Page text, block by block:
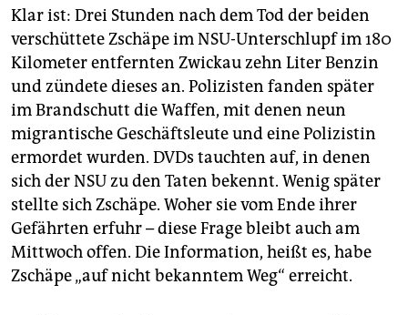
Klar ist: Drei Stunden nach dem Tod der beiden
verschüttete Zschäpe im NSU-Unterschlupf im 180
Kilometer entfernten Zwickau zehn Liter Benzin
und zündete dieses an. Polizisten fanden später
im Brandschutt die Waffen, mit denen neun
migrantische Geschäftsleute und eine Polizistin
ermordet wurden. DVDs tauchten auf, in denen
sich der NSU zu den Taten bekennt. Wenig später
stellte sich Zschäpe. Woher sie vom Ende ihrer
Gefährten erfuhr – diese Frage bleibt auch am
Mittwoch offen. Die Information, heißt es, habe
Zschäpe „auf nicht bekanntem Weg“ erreicht.